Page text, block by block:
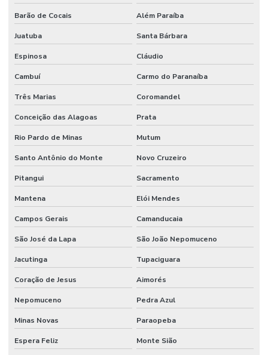
Barão de Cocais Além Paraíba
Juatuba Santa Bárbara
Espinosa Cláudio
Cambuí Carmo do Paranaíba
Três Marias Coromandel
Conceição das Alagoas Prata
Rio Pardo de Minas Mutum
Santo Antônio do Monte Novo Cruzeiro
Pitangui Sacramento
Mantena Elói Mendes
Campos Gerais Camanducaia
São José da Lapa São João Nepomuceno
Jacutinga Tupaciguara
Coração de Jesus Aimorés
Nepomuceno Pedra Azul
Minas Novas Paraopeba
Espera Feliz Monte Sião